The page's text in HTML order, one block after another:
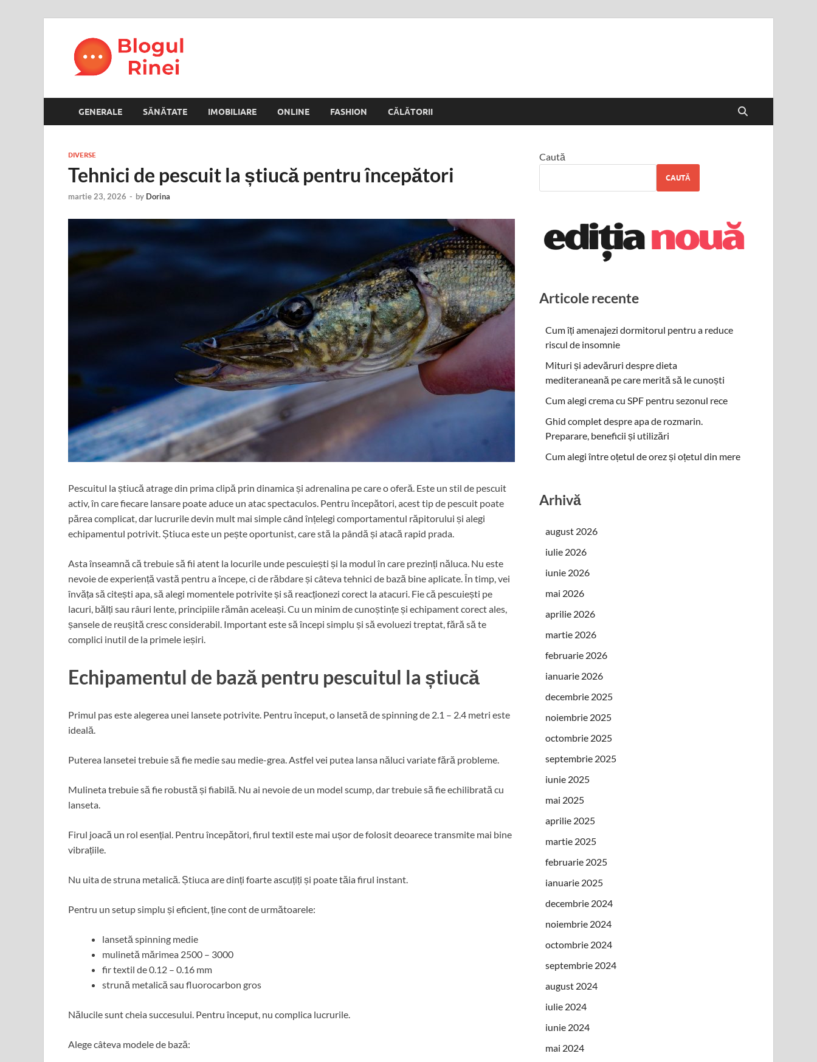
GENERALE SĂNĂTATE IMOBILIARE ONLINE FASHION CĂLĂTORII
DIVERSE
Tehnici de pescuit la știucă pentru începători
martie 23, 2026 - by Dorina
Pescuitul la știucă atrage din prima clipă prin dinamica și adrenalina pe care o oferă. Este un stil de pescuit
activ, în care fiecare lansare poate aduce un atac spectaculos. Pentru începători, acest tip de pescuit poate
părea complicat, dar lucrurile devin mult mai simple când înțelegi comportamentul răpitorului și alegi
echipamentul potrivit. Știuca este un pește oportunist, care stă la pândă și atacă rapid prada.
Asta înseamnă că trebuie să fii atent la locurile unde pescuiești și la modul în care prezinți năluca. Nu este
nevoie de experiență vastă pentru a începe, ci de răbdare și câteva tehnici de bază bine aplicate. În timp, vei
învăța să citești apa, să alegi momentele potrivite și să reacționezi corect la atacuri. Fie că pescuiești pe
lacuri, bălți sau râuri lente, principiile rămân aceleași. Cu un minim de cunoștințe și echipament corect ales,
șansele de reușită cresc considerabil. Important este să începi simplu și să evoluezi treptat, fără să te
complici inutil de la primele ieșiri.
Echipamentul de bază pentru pescuitul la știucă
Primul pas este alegerea unei lansete potrivite. Pentru început, o lansetă de spinning de 2.1 – 2.4 metri este
ideală.
Puterea lansetei trebuie să fie medie sau medie-grea. Astfel vei putea lansa năluci variate fără probleme.
Mulineta trebuie să fie robustă și fiabilă. Nu ai nevoie de un model scump, dar trebuie să fie echilibrată cu
lanseta.
Firul joacă un rol esențial. Pentru începători, firul textil este mai ușor de folosit deoarece transmite mai bine
vibrațiile.
Nu uita de struna metalică. Știuca are dinți foarte ascuțiți și poate tăia firul instant.
Pentru un setup simplu și eficient, ține cont de următoarele:
lansetă spinning medie
mulinetă mărimea 2500 – 3000
fir textil de 0.12 – 0.16 mm
strună metalică sau fluorocarbon gros
Nălucile sunt cheia succesului. Pentru început, nu complica lucrurile.
Alege câteva modele de bază:
Caută
CAUTĂ
Articole recente
Cum îți amenajezi dormitorul pentru a reduce
riscul de insomnie
Mituri și adevăruri despre dieta
mediteraneană pe care merită să le cunoști
Cum alegi crema cu SPF pentru sezonul rece
Ghid complet despre apa de rozmarin.
Preparare, beneficii și utilizări
Cum alegi între oțetul de orez și oțetul din mere
Arhivă
august 2026
iulie 2026
iunie 2026
mai 2026
aprilie 2026
martie 2026
februarie 2026
ianuarie 2026
decembrie 2025
noiembrie 2025
octombrie 2025
septembrie 2025
iunie 2025
mai 2025
aprilie 2025
martie 2025
februarie 2025
ianuarie 2025
decembrie 2024
noiembrie 2024
octombrie 2024
septembrie 2024
august 2024
iulie 2024
iunie 2024
mai 2024